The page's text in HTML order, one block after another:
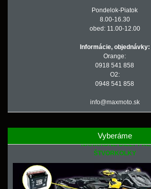
Pondelok-Piatok
8.00-16.30
obed: 11.00-12.00
Informácie, objednávky:
Orange:
0918 541 858
O2:
0948 541 858
info@maxmoto.sk
Vyberáme
NÁHRADNÉ DIELY PRE
ŠTVORKOLKY